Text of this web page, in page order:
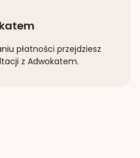
płatności przejdziesz
z Adwokatem.